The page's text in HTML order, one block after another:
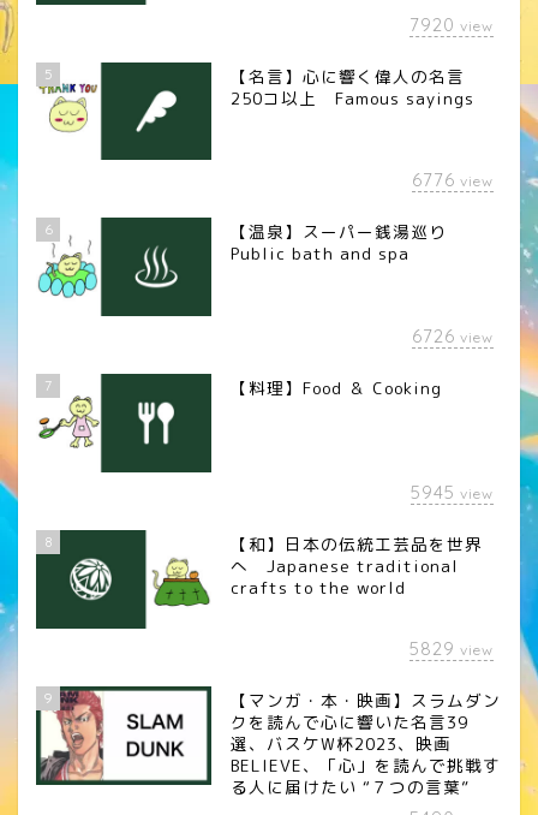
7920 view
5
【名言】心に響く偉人の名言
250コ以上 Famous sayings
6776 view
6
【温泉】スーパー銭湯巡り
Public bath and spa
6726 view
7 【料理】Food ＆ Cooking
5945 view
8
【和】日本の伝統工芸品を世界
へ Japanese traditional
crafts to the world
5829 view
9
【マンガ・本・映画】スラムダン
クを読んで心に響いた名言39
選、バスケW杯2023、映画
BELIEVE、「心」を読んで挑戦す
る人に届けたい “７つの言葉”